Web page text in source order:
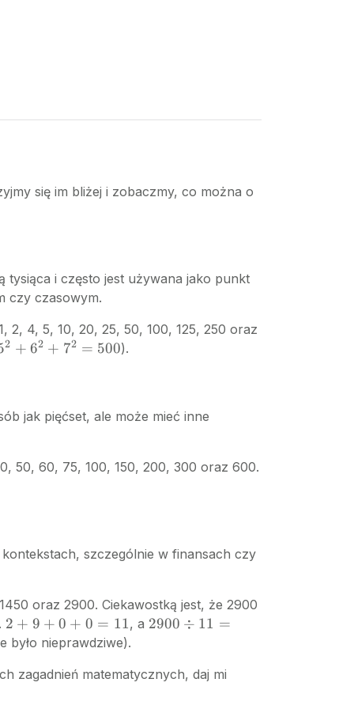
się im bliżej i zobaczmy, co można o
tysiąca i często jest używana jako punkt
czy czasowym.
2, 4, 5, 10, 20, 25, 50, 100, 125, 250 oraz
2 + 62 + 72 = 500).
jak pięćset, ale może mieć inne
50, 60, 75, 100, 150, 200, 300 oraz 600.
szczególnie w finansach czy
oraz 2900. Ciekawostką jest, że 2900
2
+
+
2 + 9 + 0 + 0 = 11, a 2900
263.64
2900 ÷ 11 =
było nieprawdziwe).
zagadnień matematycznych, daj mi